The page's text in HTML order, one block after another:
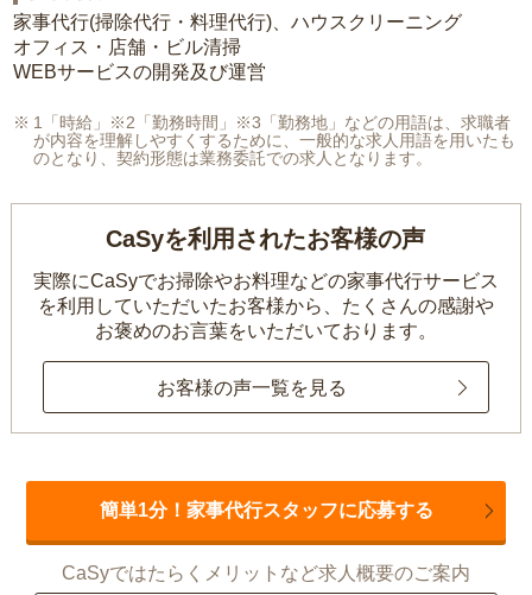
家事代行(掃除代行・料理代行)、ハウスクリーニング
オフィス・店舗・ビル清掃
WEBサービスの開発及び運営
1「時給」※2「勤務時間」※3「勤務地」などの用語は、求職者
が内容を理解しやすくするために、一般的な求人用語を用いたも
のとなり、契約形態は業務委託での求人となります。
CaSyを利用されたお客様の声
実際にCaSyでお掃除やお料理などの家事代行サービス
を利用していただいたお客様から、 たくさんの感謝や
お褒めのお言葉をいただいております。
お客様の声一覧を見る
簡単1分！家事代行スタッフに応募する
CaSyではたらくメリットなど求人概要のご案内